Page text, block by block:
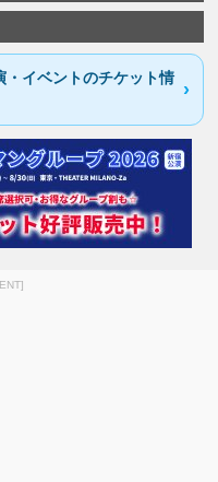
・イベントのチケット情